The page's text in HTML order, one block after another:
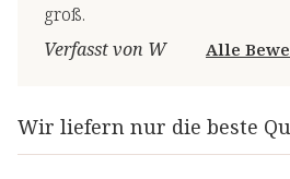
groß.
Verfasst von W
Alle
Wir liefern nur die beste